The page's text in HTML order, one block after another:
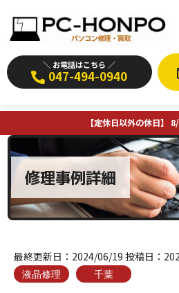
＼ お電話はこちら ／
047-494-0940
【定休日以外の休日】
修理事例詳細
最終更新日： 2024/06/19 投稿日：
液晶修理 千葉